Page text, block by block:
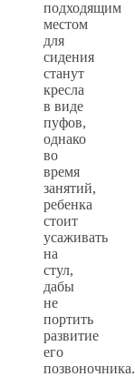
подходящим
местом
для
сидения
станут
кресла
в виде
пуфов,
однако
во
время
занятий,
ребенка
стоит
усаживать
на
стул,
дабы
не
портить
развитие
его
позвоночника.